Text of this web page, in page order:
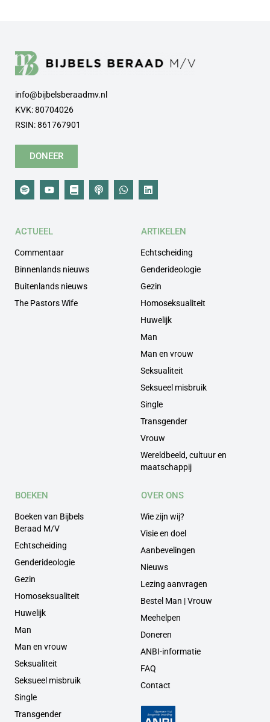
info@bijbelsberaadmv.nl
KVK: 80704026
RSIN: 861767901
DONEER
ACTUEEL
Commentaar
Binnenlands nieuws
Buitenlands nieuws
The Pastors Wife
ARTIKELEN
Echtscheiding
Genderideologie
Gezin
Homoseksualiteit
Huwelijk
Man
Man en vrouw
Seksualiteit
Seksueel misbruik
Single
Transgender
Vrouw
Wereldbeeld, cultuur en
maatschappij
BOEKEN
Boeken van Bijbels
Beraad M/V
Echtscheiding
Genderideologie
Gezin
Homoseksualiteit
Huwelijk
Man
Man en vrouw
Seksualiteit
Seksueel misbruik
Single
Transgender
OVER ONS
Wie zijn wij?
Visie en doel
Aanbevelingen
Nieuws
Lezing aanvragen
Bestel Man | Vrouw
Meehelpen
Doneren
ANBI-informatie
FAQ
Contact